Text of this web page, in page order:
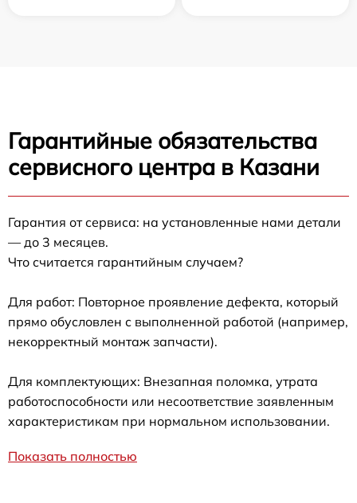
Гарантийные обязательства
сервисного центра в Казани
Гарантия от сервиса: на установленные нами детали
— до 3 месяцев.
Что считается гарантийным случаем?
Для работ: Повторное проявление дефекта, который
прямо обусловлен с выполненной работой (например,
некорректный монтаж запчасти).
Для комплектующих: Внезапная поломка, утрата
работоспособности или несоответствие заявленным
характеристикам при нормальном использовании.
Показать полностью